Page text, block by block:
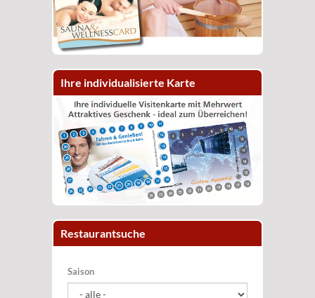
Ihre individualisierte Karte
Restaurantsuche
Saison